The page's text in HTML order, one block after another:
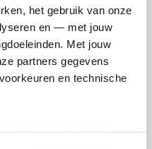
het gebruik van onze
en — met jouw
Met jouw
partners gegevens
en technische
ons team